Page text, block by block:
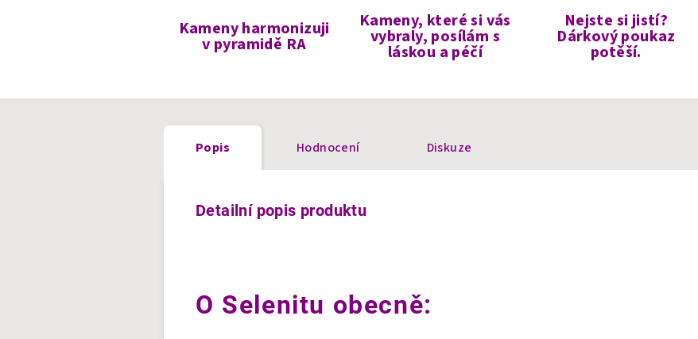
Kameny harmonizuji
v pyramidě RA
Kameny, které si vás
vybraly, posílám s
láskou a péčí
Nejste si jistí?
Dárkový poukaz
potěší.
Popis Hodnocení Diskuze
Detailní popis produktu
O Selenitu obecně: